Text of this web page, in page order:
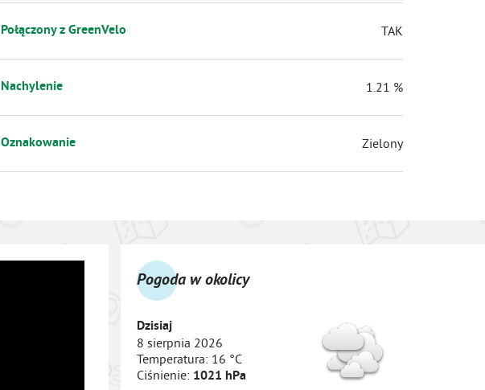
Połączony z GreenVelo TAK
Nachylenie 1.21 %
Oznakowanie Zielony
Pogoda w okolicy
Dzisiaj
8 sierpnia 2026
Temperatura: 16 °C
Ciśnienie: 1021 hPa